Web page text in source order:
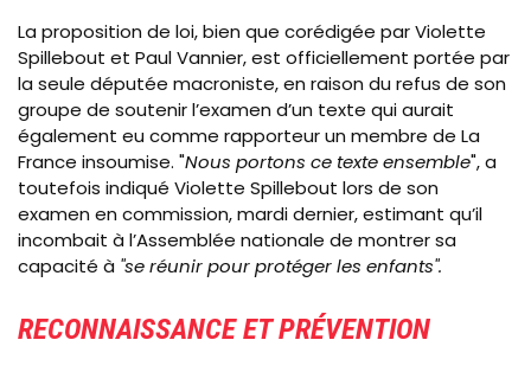
La proposition de loi, bien que corédigée par Violette
Spillebout et Paul Vannier, est officiellement portée par
la seule députée macroniste, en raison du refus de son
groupe de soutenir l’examen d’un texte qui aurait
également eu comme rapporteur un membre de La
France insoumise. "Nous portons ce texte ensemble", a
toutefois indiqué Violette Spillebout lors de son
examen en commission, mardi dernier, estimant qu’il
incombait à l’Assemblée nationale de montrer sa
capacité à "se réunir pour protéger les enfants".
RECONNAISSANCE ET PRÉVENTION